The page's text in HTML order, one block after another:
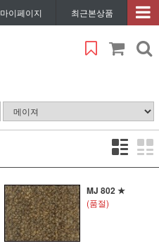
마이페이지 최근본상품
MJ 802 ★
(품절)